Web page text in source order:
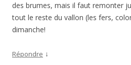
des brumes, mais il faut remonter
tout le reste du vallon (les fers,
dimanche!
Répondre ↓